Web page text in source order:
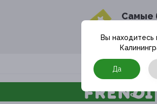
Cамые
в
Москва
Вы находитесь
Да